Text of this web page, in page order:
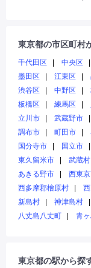
東京都の市区町村
千代田区 中央区
墨田区
江東区
渋谷区
中野区
板橋区
練馬区
立川市
武蔵野市
調布市
町田市
国分寺市
国立市
東久留米市
武蔵
あきる野市
西東
西多摩郡檜原村
新島村
神津島村
八丈島八丈町
青
東京都の駅から探